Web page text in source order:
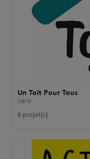
Un Toit Pour Tous
Isère
8 projet(s)